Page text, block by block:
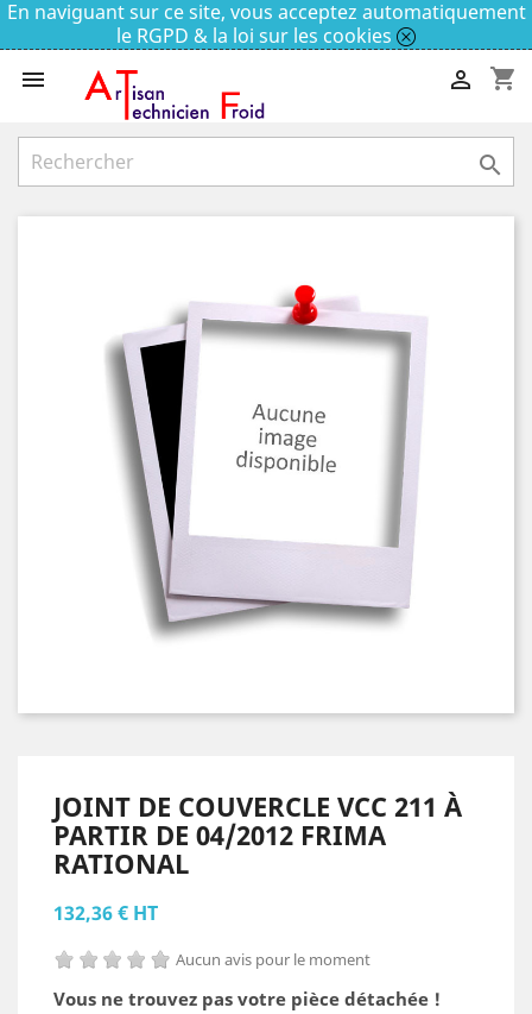
En naviguant sur ce site, vous acceptez automatiquement
le RGPD & la loi sur les cookies
 shopping_cart


JOINT DE COUVERCLE VCC 211 À
PARTIR DE 04/2012 FRIMA
RATIONAL
132,36 € HT
Aucun avis pour le moment
Vous ne trouvez pas votre pièce détachée !